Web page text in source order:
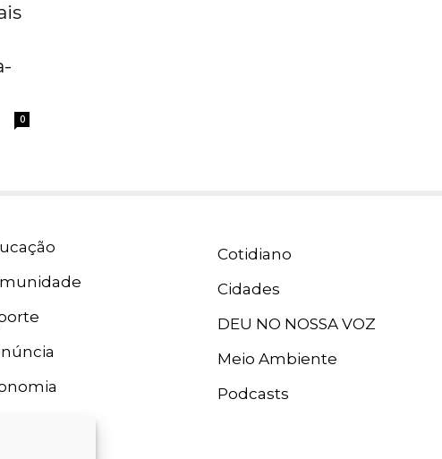
0
Cotidiano
Cidades
DEU NO NOSSA VOZ
Meio Ambiente
Podcasts